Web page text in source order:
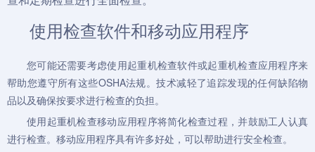
使用检查软件和移动应用程序
您可能还需要考虑使用起重机检查软件或起重机检查应用程序来
帮助您遵守所有这些OSHA法规。技术减轻了追踪发现的任何缺陷物
品以及确保按要求进行检查的负担。
使用起重机检查移动应用程序将简化检查过程，并鼓励工人认真
进行检查。移动应用程序具有许多好处，可以帮助进行安全检查。